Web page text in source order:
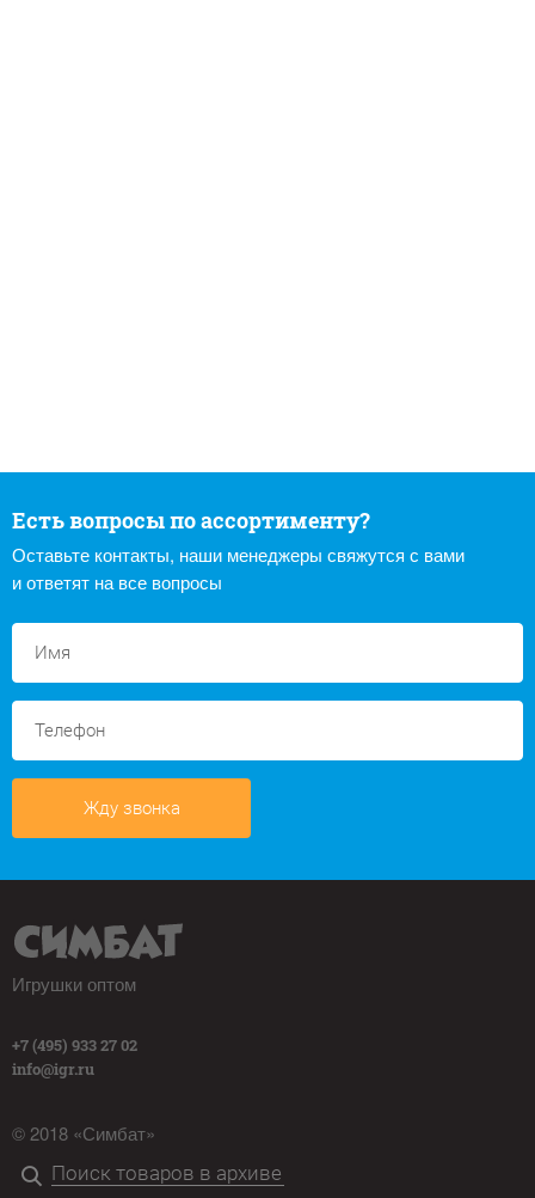
Есть вопросы по ассортименту?
Оставьте контакты, наши менеджеры свяжутся с вами
и ответят на все вопросы
Жду звонка
Игрушки оптом
+7 (495) 933 27 02
info@igr.ru
© 2018 «Симбат»